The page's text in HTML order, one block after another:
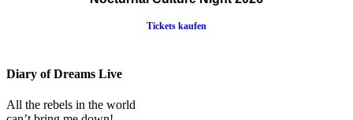
Tickets kaufen
Diary of Dreams Live
All the rebels in the world